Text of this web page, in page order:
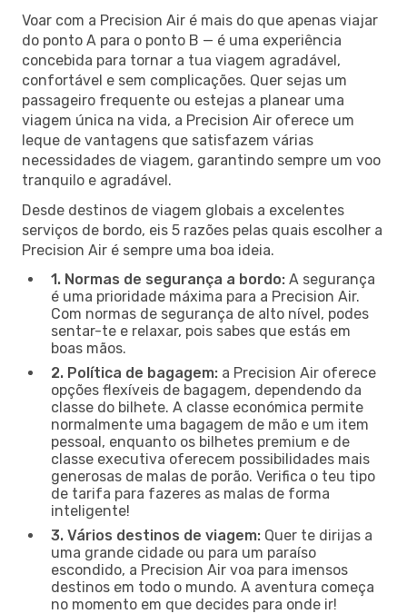
Voar com a Precision Air é mais do que apenas viajar
do ponto A para o ponto B — é uma experiência
concebida para tornar a tua viagem agradável,
confortável e sem complicações. Quer sejas um
passageiro frequente ou estejas a planear uma
viagem única na vida, a Precision Air oferece um
leque de vantagens que satisfazem várias
necessidades de viagem, garantindo sempre um voo
tranquilo e agradável.
Desde destinos de viagem globais a excelentes
serviços de bordo, eis 5 razões pelas quais escolher a
Precision Air é sempre uma boa ideia.
1. Normas de segurança a bordo: A segurança
é uma prioridade máxima para a Precision Air.
Com normas de segurança de alto nível, podes
sentar-te e relaxar, pois sabes que estás em
boas mãos.
2. Política de bagagem: a Precision Air oferece
opções flexíveis de bagagem, dependendo da
classe do bilhete. A classe económica permite
normalmente uma bagagem de mão e um item
pessoal, enquanto os bilhetes premium e de
classe executiva oferecem possibilidades mais
generosas de malas de porão. Verifica o teu tipo
de tarifa para fazeres as malas de forma
inteligente!
3. Vários destinos de viagem: Quer te dirijas a
uma grande cidade ou para um paraíso
escondido, a Precision Air voa para imensos
destinos em todo o mundo. A aventura começa
no momento em que decides para onde ir!